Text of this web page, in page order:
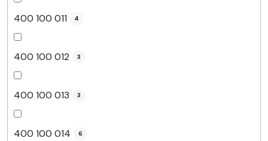
400 100 011 4
400 100 012 3
400 100 013 3
400 100 014 6